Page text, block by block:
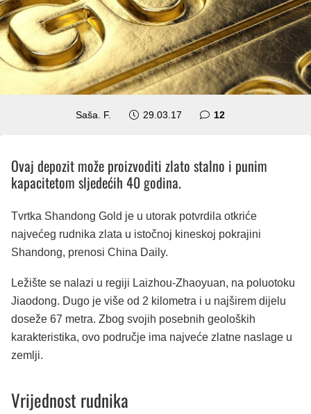
Saša. F. 29.03.17 12komentara
Ovaj depozit može proizvoditi zlato stalno i punim
kapacitetom sljedećih 40 godina.
Tvrtka Shandong Gold je u utorak potvrdila otkriće
najvećeg rudnika zlata u istočnoj kineskoj pokrajini
Shandong, prenosi China Daily.
Ležište se nalazi u regiji Laizhou-Zhaoyuan, na poluotoku
Jiaodong. Dugo je više od 2 kilometra i u najširem dijelu
doseže 67 metra. Zbog svojih posebnih geoloških
karakteristika, ovo područje ima najveće zlatne naslage u
zemlji.
Vrijednost rudnika